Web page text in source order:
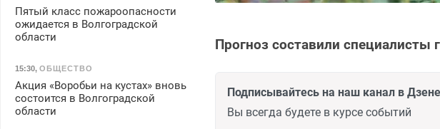
Прогноз составили специалисты
Подписывайтесь на наш канал в Дзене
Вы всегда будете в курсе событий
Пятый класс пожароопасности
ожидается в Волгоградской
области
15:30, ОБЩЕСТВО
Акция «Воробьи на кустах» вновь
состоится в Волгоградской
области